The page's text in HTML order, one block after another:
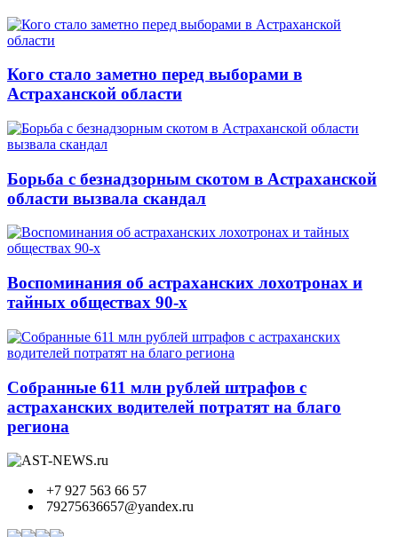
Кого стало заметно перед выборами в
Астраханской области
Борьба с безнадзорным скотом в Астраханской
области вызвала скандал
Воспоминания об астраханских лохотронах и
тайных обществах 90-х
Собранные 611 млн рублей штрафов с
астраханских водителей потратят на благо
региона
+7 927 563 66 57
79275636657@yandex.ru